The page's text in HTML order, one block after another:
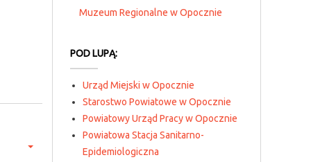
Muzeum Regionalne w Opocznie
POD LUPĄ:
Urząd Miejski w Opocznie
Starostwo Powiatowe w Opocznie
Powiatowy Urząd Pracy w Opocznie
Powiatowa Stacja Sanitarno-
Epidemiologiczna